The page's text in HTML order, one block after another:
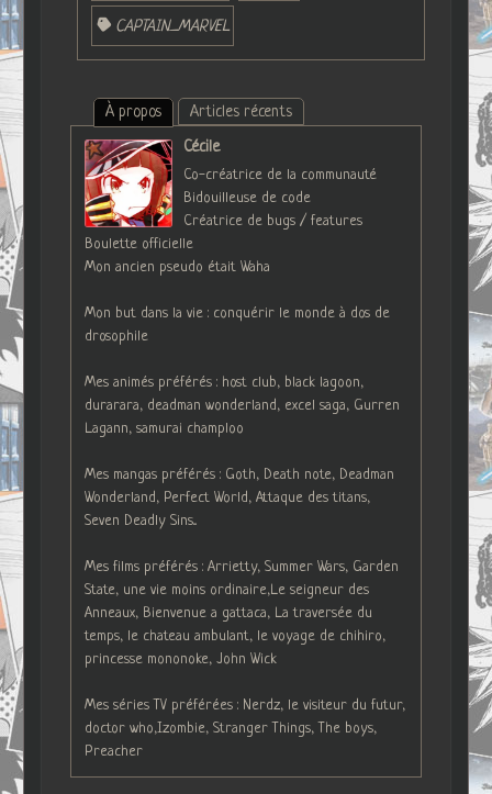
CAPTAIN_MARVEL
À propos
Articles récents
Cécile
Co-créatrice de la communauté
Bidouilleuse de code
Créatrice de bugs / features
Boulette officielle
Mon ancien pseudo était Waha
Mon but dans la vie : conquérir le monde à dos de
drosophile
Mes animés préférés : host club, black lagoon,
durarara, deadman wonderland, excel saga, Gurren
Lagann, samurai champloo
Mes mangas préférés : Goth, Death note, Deadman
Wonderland, Perfect World, Attaque des titans,
Seven Deadly Sins...
Mes films préférés : Arrietty, Summer Wars, Garden
State, une vie moins ordinaire,Le seigneur des
Anneaux, Bienvenue a gattaca, La traversée du
temps, le chateau ambulant, le voyage de chihiro,
princesse mononoke, John Wick
Mes séries TV préférées : Nerdz, le visiteur du futur,
doctor who,Izombie, Stranger Things, The boys,
Preacher